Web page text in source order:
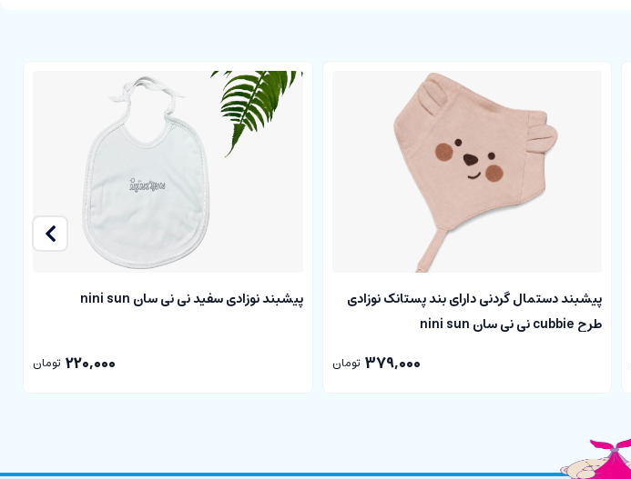
پیشبند دستمال گردنی دارای بند پستانک نوزادی
طرح cubbie نی نی سان nini sun
379,000 تومان
پیشبند نوزادی سفید نی نی سان nini sun
220,000 تومان